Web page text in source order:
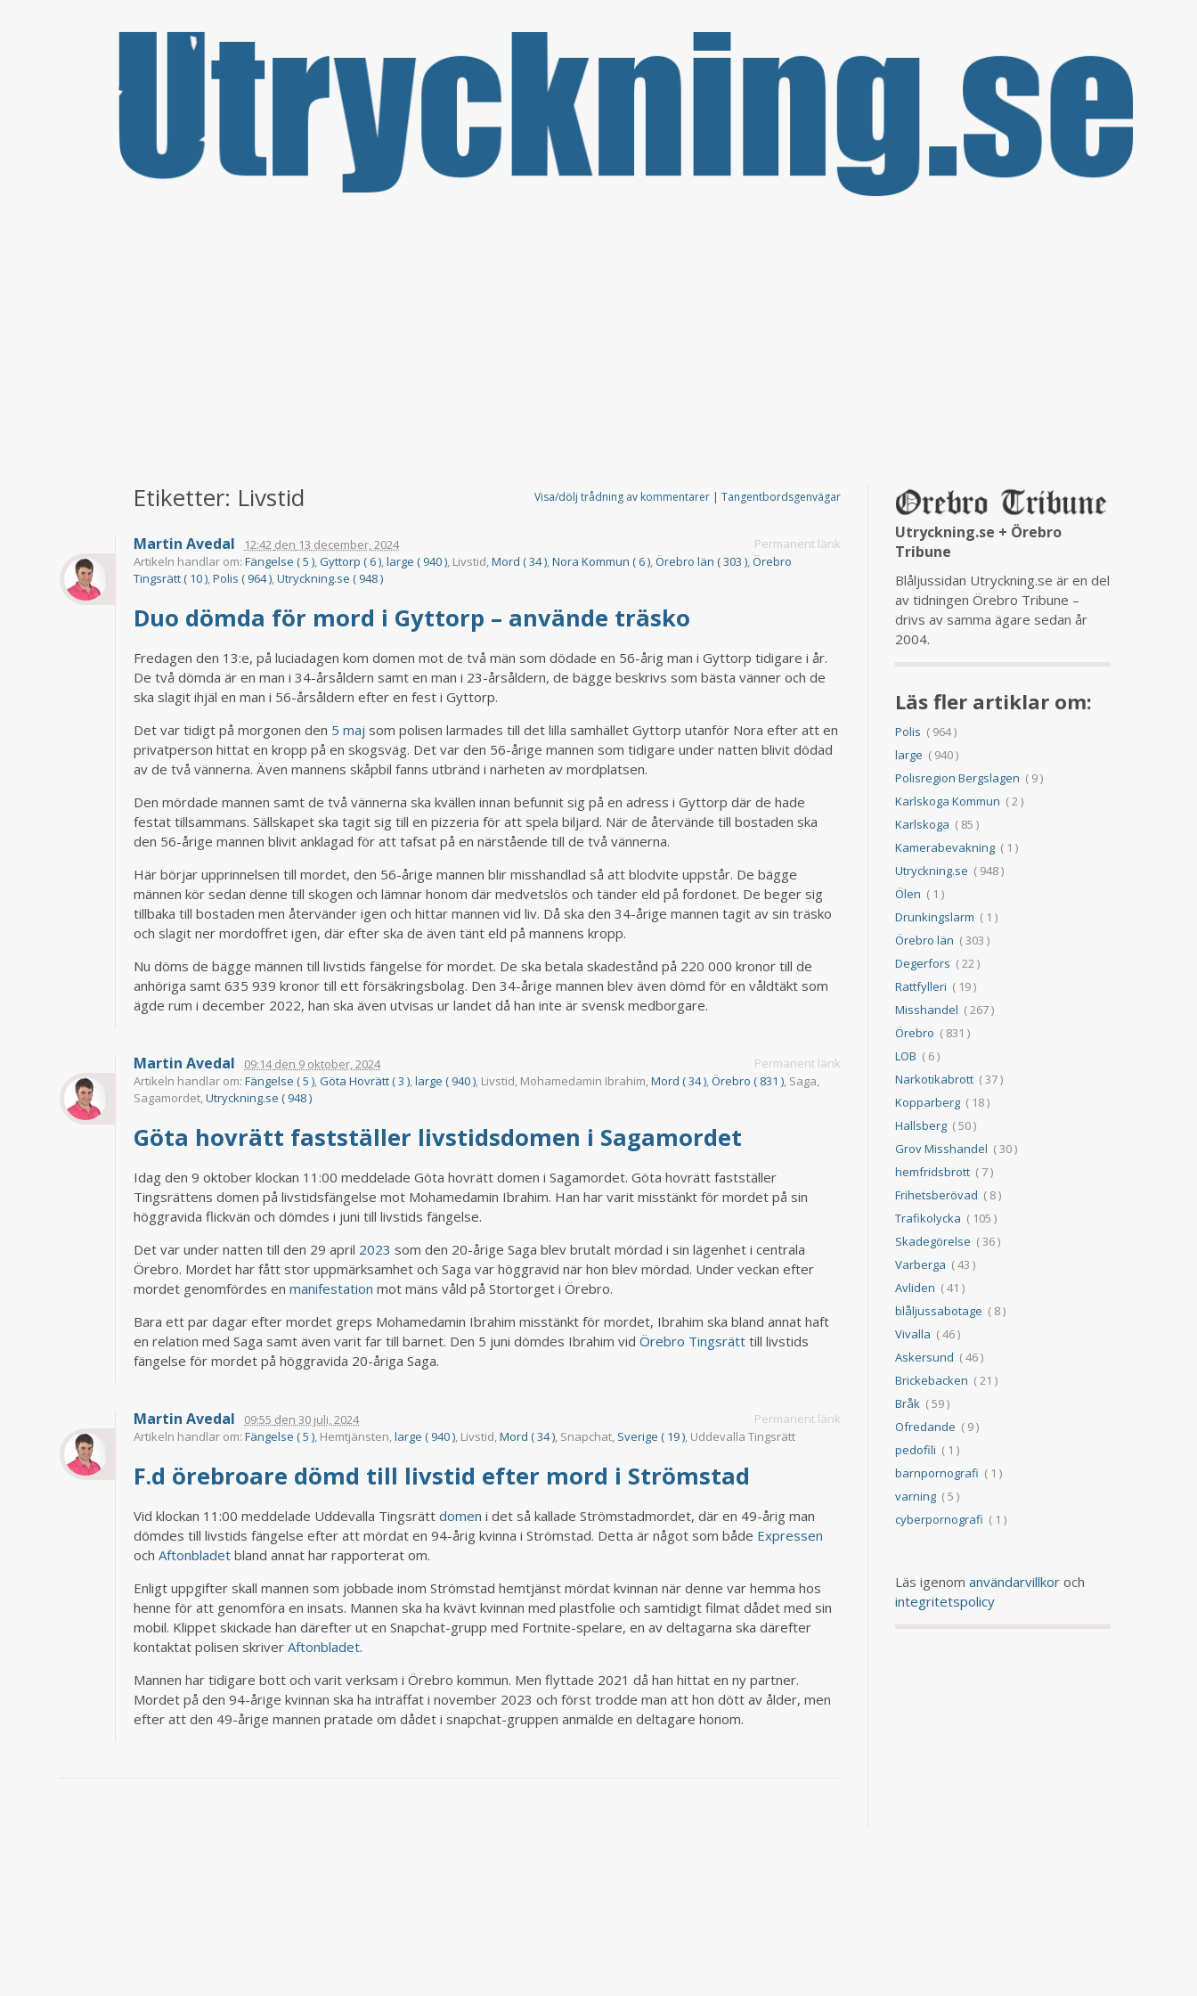
Etiketter: Livstid Visa/dölj trådning av kommentarer |Tangentbordsgenvägar
Martin Avedal 12:42 den 13 december, 2024
Permanent länk
Artikeln handlar om:Fängelse ( 5 ),Gyttorp ( 6 ),large ( 940 ), Livstid,Mord ( 34 ),Nora Kommun ( 6 ),Örebro län ( 303 ),Örebro
Tingsrätt ( 10 ),Polis ( 964 ),Utryckning.se ( 948 )
Duo dömda för mord i Gyttorp – använde träsko
Fredagen den 13:e, på luciadagen kom domen mot de två män som dödade en 56-årig man i Gyttorp tidigare i år.
De två dömda är en man i 34-årsåldern samt en man i 23-årsåldern, de bägge beskrivs som bästa vänner och de
ska slagit ihjäl en man i 56-årsåldern efter en fest i Gyttorp.
Det var tidigt på morgonen den 5 maj som polisen larmades till det lilla samhället Gyttorp utanför Nora efter att en
privatperson hittat en kropp på en skogsväg. Det var den 56-årige mannen som tidigare under natten blivit dödad
av de två vännerna. Även mannens skåpbil fanns utbränd i närheten av mordplatsen.
Den mördade mannen samt de två vännerna ska kvällen innan befunnit sig på en adress i Gyttorp där de hade
festat tillsammans. Sällskapet ska tagit sig till en pizzeria för att spela biljard. När de återvände till bostaden ska
den 56-årige mannen blivit anklagad för att tafsat på en närstående till de två vännerna.
Här börjar upprinnelsen till mordet, den 56-årige mannen blir misshandlad så att blodvite uppstår. De bägge
männen kör sedan denne till skogen och lämnar honom där medvetslös och tänder eld på fordonet. De beger sig
tillbaka till bostaden men återvänder igen och hittar mannen vid liv. Då ska den 34-årige mannen tagit av sin träsko
och slagit ner mordoffret igen, där efter ska de även tänt eld på mannens kropp.
Nu döms de bägge männen till livstids fängelse för mordet. De ska betala skadestånd på 220 000 kronor till de
anhöriga samt 635 939 kronor till ett försäkringsbolag. Den 34-årige mannen blev även dömd för en våldtäkt som
ägde rum i december 2022, han ska även utvisas ur landet då han inte är svensk medborgare.
Martin Avedal 09:14den 9 oktober, 2024
Permanent länk
Artikeln handlar om:Fängelse ( 5 ),Göta Hovrätt ( 3 ),large ( 940 ), Livstid, Mohamedamin Ibrahim,Mord ( 34 ),Örebro ( 831 ), Saga,
Sagamordet,Utryckning.se ( 948 )
Göta hovrätt fastställer livstidsdomen i Sagamordet
Idag den 9 oktober klockan 11:00 meddelade Göta hovrätt domen i Sagamordet. Göta hovrätt fastställer
Tingsrättens domen på livstidsfängelse mot Mohamedamin Ibrahim. Han har varit misstänkt för mordet på sin
höggravida flickvän och dömdes i juni till livstids fängelse.
Det var under natten till den 29 april 2023 som den 20-årige Saga blev brutalt mördad i sin lägenhet i centrala
Örebro. Mordet har fått stor uppmärksamhet och Saga var höggravid när hon blev mördad. Under veckan efter
mordet genomfördes enmanifestation mot mäns våld på Stortorget i Örebro.
Bara ett par dagar efter mordet greps Mohamedamin Ibrahim misstänkt för mordet, Ibrahim ska bland annat haft
en relation med Saga samt även varit far till barnet. Den 5 juni dömdes Ibrahim vidÖrebro Tingsrätt till livstids
fängelse för mordet på höggravida 20-åriga Saga.
Martin Avedal 09:55 den 30 juli, 2024
Permanent länk
Artikeln handlar om:Fängelse ( 5 ), Hemtjänsten,large ( 940 ), Livstid,Mord ( 34 ), Snapchat, Sverige ( 19 ), Uddevalla Tingsrätt
F.d örebroare dömd till livstid efter mord i Strömstad
Vid klockan 11:00 meddelade Uddevalla Tingsrättdomeni det så kallade Strömstadmordet, där en 49-årig man
dömdes till livstids fängelse efter att mördat en 94-årig kvinna i Strömstad. Detta är något som både Expressen
ochAftonbladet bland annat har rapporterat om.
Enligt uppgifter skall mannen som jobbade inom Strömstad hemtjänst mördat kvinnan när denne var hemma hos
henne för att genomföra en insats. Mannen ska ha kvävt kvinnan med plastfolie och samtidigt filmat dådet med sin
mobil. Klippet skickade han därefter ut en Snapchat-grupp med Fortnite-spelare, en av deltagarna ska därefter
kontaktat polisen skriverAftonbladet.
Mannen har tidigare bott och varit verksam i Örebro kommun. Men flyttade 2021 då han hittat en ny partner.
Mordet på den 94-årige kvinnan ska ha inträffat i november 2023 och först trodde man att hon dött av ålder, men
efter att den 49-årige mannen pratade om dådet i snapchat-gruppen anmälde en deltagare honom.
Utryckning.se + Örebro
Tribune
Blåljussidan Utryckning.se är en del
av tidningen Örebro Tribune –
drivs av samma ägare sedan år
2004.
Läs fler artiklar om:
Polis ( 964 )
large ( 940 )
Polisregion Bergslagen ( 9 )
Karlskoga Kommun ( 2 )
Karlskoga ( 85 )
Kamerabevakning( 1 )
Utryckning.se ( 948 )
Ölen ( 1 )
Drunkingslarm ( 1 )
Örebro län ( 303 )
Degerfors ( 22 )
Rattfylleri ( 19 )
Misshandel ( 267 )
Örebro ( 831 )
LOB ( 6 )
Narkotikabrott( 37 )
Kopparberg( 18 )
Hallsberg( 50 )
Grov Misshandel ( 30 )
hemfridsbrott( 7 )
Frihetsberövad ( 8 )
Trafikolycka ( 105 )
Skadegörelse ( 36 )
Varberga ( 43 )
Avliden ( 41 )
blåljussabotage ( 8 )
Vivalla ( 46 )
Askersund ( 46 )
Brickebacken ( 21 )
Bråk( 59 )
Ofredande ( 9 )
pedofili ( 1 )
barnpornografi ( 1 )
varning( 5 )
cyberpornografi ( 1 )
Läs igenom användarvillkoroch
integritetspolicy